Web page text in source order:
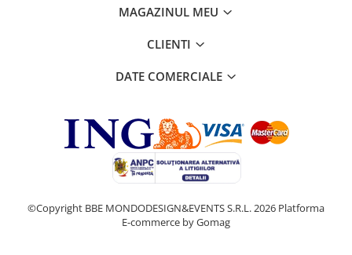
MAGAZINUL MEU
CLIENTI
DATE COMERCIALE
©Copyright BBE MONDODESIGN&EVENTS S.R.L. 2026 Platforma
E-commerce by Gomag